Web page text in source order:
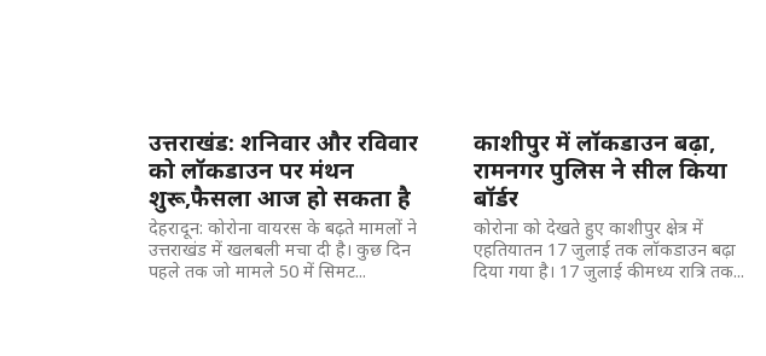
उत्तराखंड: शनिवार और रविवार
को लॉकडाउन पर मंथन
शुरू,फैसला आज हो सकता है
देहरादून: कोरोना वायरस के बढ़ते मामलों ने
उत्तराखंड में खलबली मचा दी है। कुछ दिन
पहले तक जो मामले 50 में सिमट...
काशीपुर में लॉकडाउन बढ़ा,
रामनगर पुलिस ने सील किया
बॉर्डर
कोरोना को देखते हुए काशीपुर क्षेत्र में
एहतियातन 17 जुलाई तक लॉकडाउन बढ़ा
दिया गया है। 17 जुलाई की मध्य रात्रि तक...